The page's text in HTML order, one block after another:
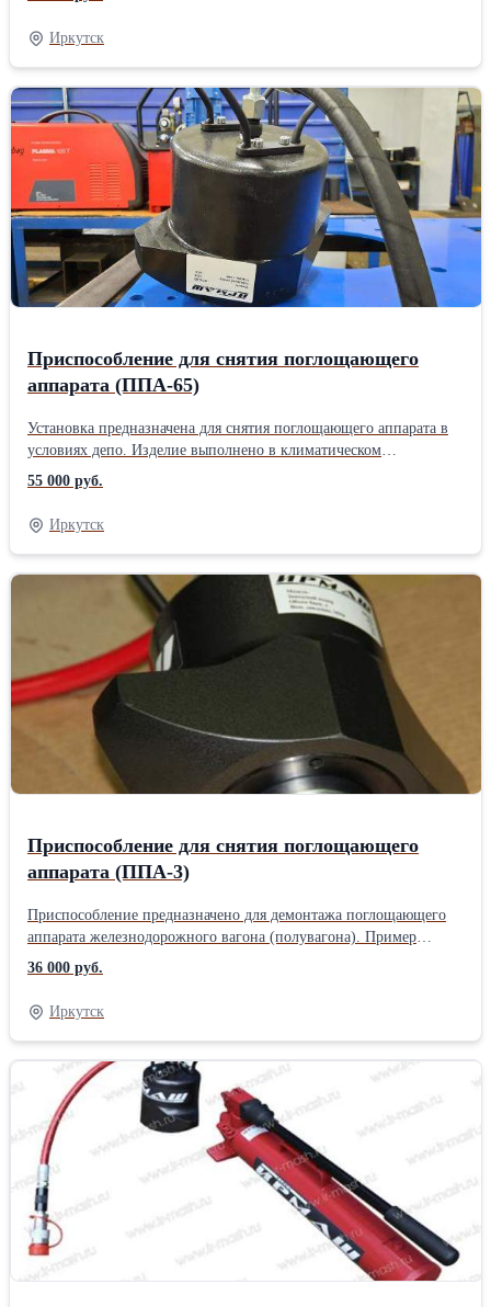
возможностях уточняйте у менеджера или оставьте заявку на
сайте.
Иркутск
Приспособление для снятия поглощающего
аппарата (ППА-65)
Установка предназначена для снятия поглощающего аппарата в
условиях депо. Изделие выполнено в климатическом
исполнении УХЛ категории размещения 1 по ГОСТ 15150-69.
Подробнее о технических возможностях, вариациях
комплектации под конкретные задачи уточняйте у менеджера
или оставьте заявку на сайте.
55 000 руб.
Иркутск
Приспособление для снятия поглощающего
аппарата (ППА-3)
Приспособление предназначено для демонтажа поглощающего
аппарата железнодорожного вагона (полувагона). Пример
условного обозначения: ППА – приспособление для
поглощающего аппарата, 3 – модификация: ППА-3. Изделие
выполнено в климатическом исполнении УХЛ категории
размещения 1 по ГОСТ15150. Подробнее о технических
возможностях, вариациях комплектации под конкретные задачи
уточняйте у менеджера или оставьте заявку на сайте.
36 000 руб.
Иркутск